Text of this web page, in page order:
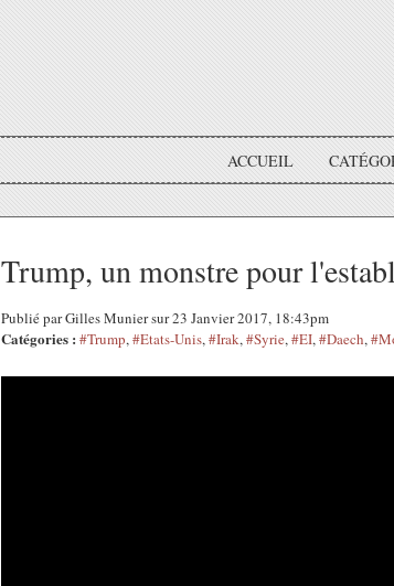
ACCUEIL
Trump, un monstre pour
Publié par Gilles Munier sur 23 Janvier 2017, 18:43pm
Catégories : #Trump,#Etats-Unis,#Irak,#Syrie,#EI,#Daech,